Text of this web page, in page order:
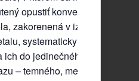
opustiť konvenčné spôsoby
zakorenená v
systematicky dekonštruuje
ich do jedinečného a
– temného,